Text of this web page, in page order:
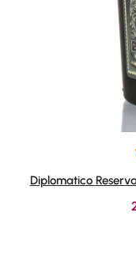
Durchschnittliche
Diplomatico